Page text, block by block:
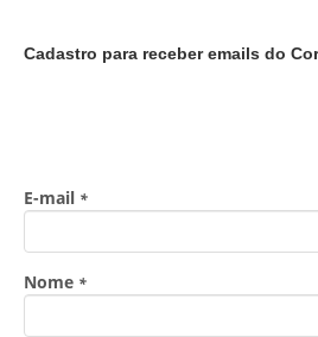
Cadastro para receber emails do